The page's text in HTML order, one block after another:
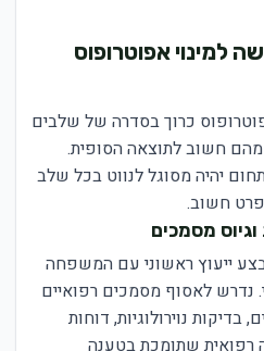
למינוי אפוטרופוס
כרוך בסדרה של שלבים
חשוב לתוצאה הסופית.
יהיה מסוגל לנווט בכל שלב
חשוב.
ייעוץ ראשוני עם המשפחה
נדרש לאסוף מסמכים רפואיים
בדיקות נוירולוגיות, דוחות
רפואית שתומכת בטענה